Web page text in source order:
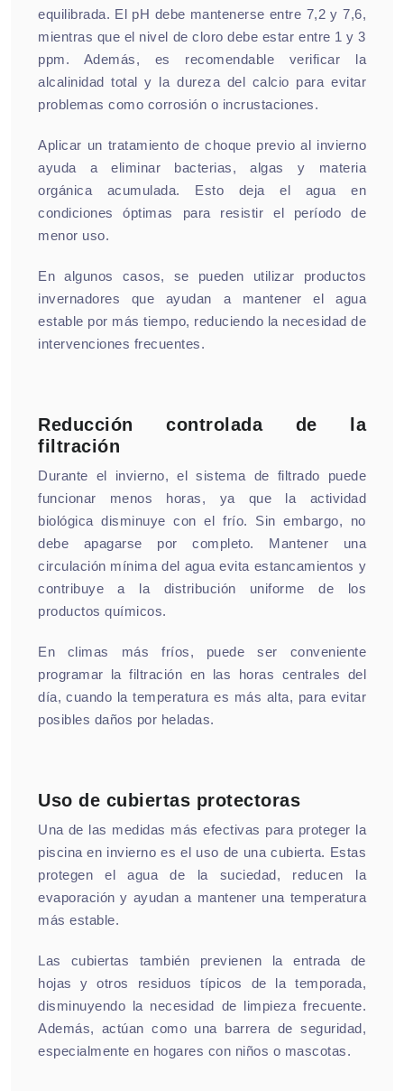
equilibrada. El pH debe mantenerse entre 7,2 y 7,6,
mientras que el nivel de cloro debe estar entre 1 y 3
ppm. Además, es recomendable verificar la
alcalinidad total y la dureza del calcio para evitar
problemas como corrosión o incrustaciones.
Aplicar un tratamiento de choque previo al invierno
ayuda a eliminar bacterias, algas y materia
orgánica acumulada. Esto deja el agua en
condiciones óptimas para resistir el período de
menor uso.
En algunos casos, se pueden utilizar productos
invernadores que ayudan a mantener el agua
estable por más tiempo, reduciendo la necesidad de
intervenciones frecuentes.
Reducción controlada de la
filtración
Durante el invierno, el sistema de filtrado puede
funcionar menos horas, ya que la actividad
biológica disminuye con el frío. Sin embargo, no
debe apagarse por completo. Mantener una
circulación mínima del agua evita estancamientos y
contribuye a la distribución uniforme de los
productos químicos.
En climas más fríos, puede ser conveniente
programar la filtración en las horas centrales del
día, cuando la temperatura es más alta, para evitar
posibles daños por heladas.
Uso de cubiertas protectoras
Una de las medidas más efectivas para proteger la
piscina en invierno es el uso de una cubierta. Estas
protegen el agua de la suciedad, reducen la
evaporación y ayudan a mantener una temperatura
más estable.
Las cubiertas también previenen la entrada de
hojas y otros residuos típicos de la temporada,
disminuyendo la necesidad de limpieza frecuente.
Además, actúan como una barrera de seguridad,
especialmente en hogares con niños o mascotas.